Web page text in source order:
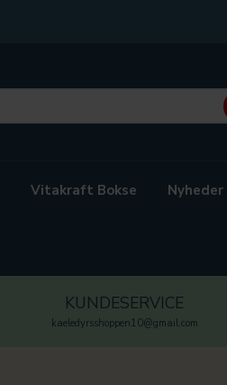
Vitakraft Bokse Nyheder
KUNDESERVICE
kaeledyrsshoppen10@gmail.com